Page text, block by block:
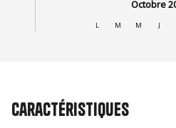
Caractéristiques